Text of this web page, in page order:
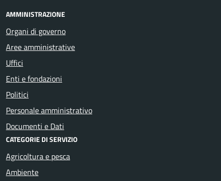
AMMINISTRAZIONE
Organi di governo
Aree amministrative
Uffici
Enti e fondazioni
Politici
Personale amministrativo
Documenti e Dati
CATEGORIE DI SERVIZIO
Agricoltura e pesca
Ambiente